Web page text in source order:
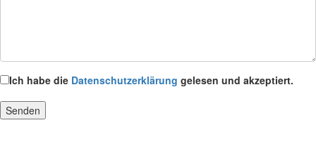
Ich habe die Datenschutzerklärung gelesen und akzeptiert.